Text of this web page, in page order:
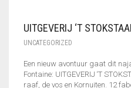
UITGEVERIJ ‘T
UNCATEGORIZED
Een nieuw avontuur gaat dit
Fontaine: UITGEVERIJ ‘T
raaf, de vos en Kornuiten. 12